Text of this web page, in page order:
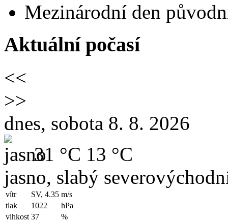
Mezinárodní den
Aktuální počasí
<<
>>
dnes, sobota 8. 8. 2026
31 °C 13 °C
jasno, slabý
vítr SV, 4.35 m/s
tlak
1022
hPa
vlhkost 37 %